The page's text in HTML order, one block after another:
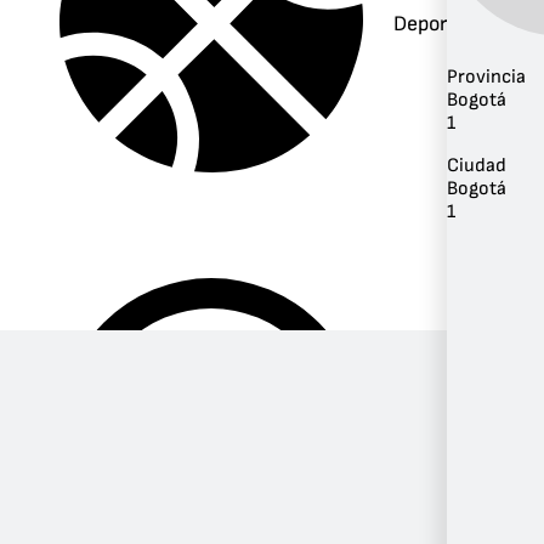
Deportes
Provincia
Bogotá
1
Ciudad
Bogotá
1